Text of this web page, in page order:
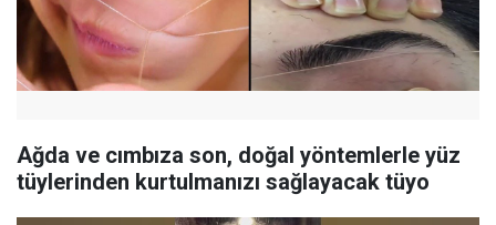
Ağda ve cımbıza son, doğal yöntemlerle yüz
tüylerinden kurtulmanızı sağlayacak tüyo